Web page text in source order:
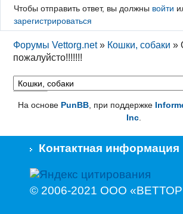
Чтобы отправить ответ, вы должны войти
зарегистрироваться
Форумы Vettorg.net » Кошки, собаки »
пожалуйсто!!!!!!!
На основе PunBB, при поддержке
Inc.
Контактная информация
© 2006-2021 ООО